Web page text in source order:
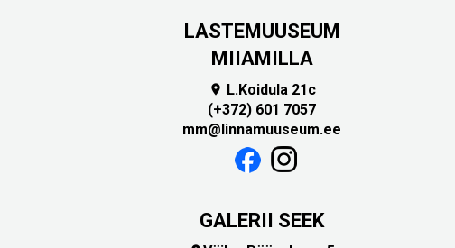
LASTEMUUSEUM
MIIAMILLA
 L.Koidula 21c
(+372) 601 7057
mm@linnamuuseum.ee
GALERII SEEK